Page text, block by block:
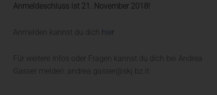
Anmeldeschluss ist 21. November 2018!
Anmelden kannst du dich hier
Für weitere Infos oder Fragen kannst du dich bei Andrea
Gasser melden: andrea.gasser@skj.bz.it